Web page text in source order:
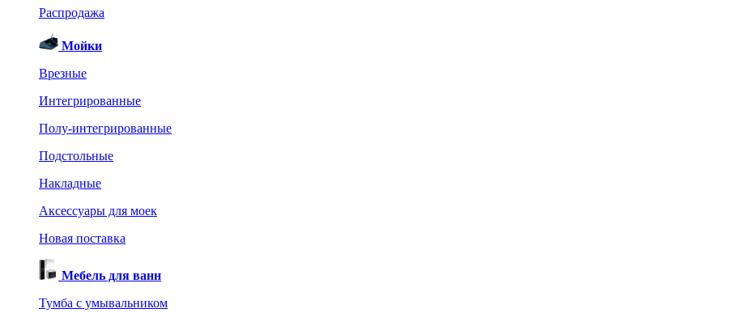
Распродажа
Мойки
Врезные
Интегрированные
Полу-интегрированные
Подстольные
Накладные
Аксессуары для моек
Новая поставка
Мебель для ванн
Тумба с умывальником